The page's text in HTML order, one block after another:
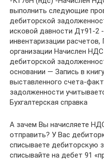
выполнить следующие
дебиторской
исковой давности Дт91-2
инвентаризации расчетов,
организации Начислен
дебиторской
основании — Запись в
выставленного счета-
задолженности
Бухгалтерская справка
А зачем Вы начисляете
отправить? У Вас
списываете дебиторскую
списывайте на дебет 91